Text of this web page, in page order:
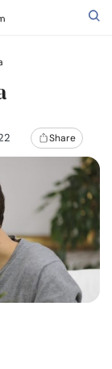
Share